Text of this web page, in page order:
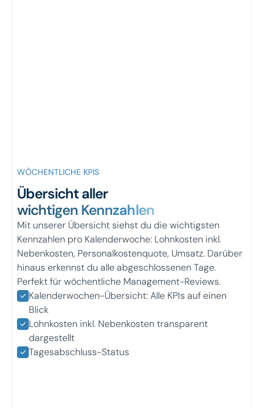
WÖCHENTLICHE KPIS
Übersicht aller
wichtigen Kennzahlen
Mit unserer Übersicht siehst du die wichtigsten
Kennzahlen pro Kalenderwoche: Lohnkosten inkl.
Nebenkosten, Personalkostenquote, Umsatz. Darüber
hinaus erkennst du alle abgeschlossenen Tage.
Perfekt für wöchentliche Management-Reviews.
Kalenderwochen-Übersicht: Alle KPIs auf einen
Blick
Lohnkosten inkl. Nebenkosten transparent
dargestellt
Tagesabschluss-Status